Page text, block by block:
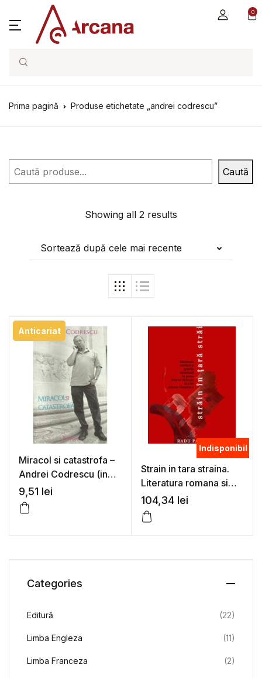
0
Search
Prima pagină Produse etichetate „andrei codrescu”
Caută Caută
Showing all 2 results
Sortează după cele mai recente
Anticariat
Miracol si catastrofa –
Andrei Codrescu (in
dialog cu Robert Lazu)
9,51 lei
Indisponibil
Strain in tara straina.
Literatura romana si
granita identitara in
proza Hertei Muller si a
lui Andrei Codrescu –
Radu Pavel Gheo
104,34 lei
Categories
Editură (22)
Limba Engleza (11)
Limba Franceza (2)